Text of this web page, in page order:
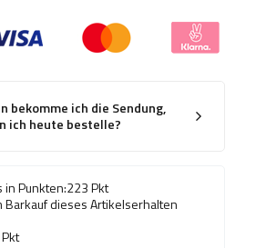
bekomme ich die Sendung,
ich heute bestelle?
in Punkten:223Pkt
Barkauf dieses Artikelserhalten
Pkt